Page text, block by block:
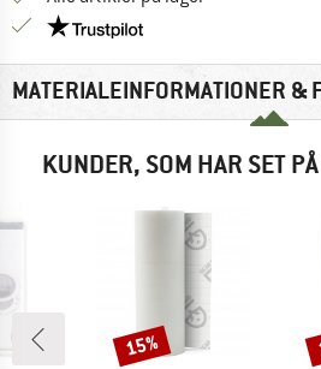
Vi er Trustpilot-
MATERIALEINFORMATIONER &
KUNDER, SOM HAR SET
Rabat
15%